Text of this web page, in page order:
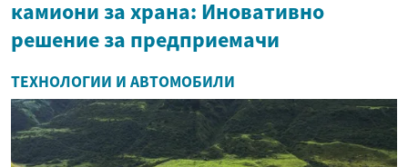
камиони за храна: Иновативно
решение за предприемачи
ТЕХНОЛОГИИ И АВТОМОБИЛИ